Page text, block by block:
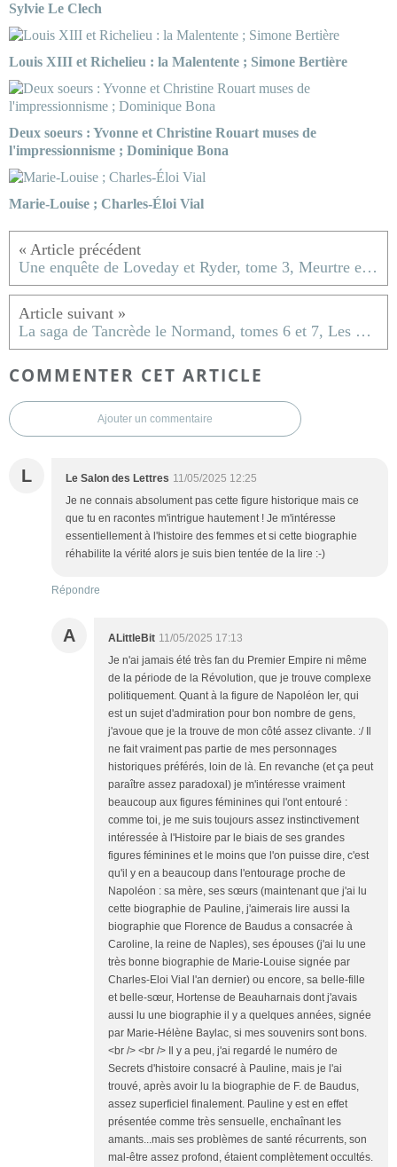
Sylvie Le Clech
Louis XIII et Richelieu : la Malentente ; Simone Bertière
Deux soeurs : Yvonne et Christine Rouart muses de
l'impressionnisme ; Dominique Bona
Marie-Louise ; Charles-Éloi Vial
Une enquête de Loveday et Ryder, tome 3, Meurtre en coulisse ; Faith Martin
La saga de Tancrède le Normand, tomes 6 et 7, Les dieux dévoreurs et A l'orient du monde ; Viviane Moore
COMMENTER CET ARTICLE
Ajouter un commentaire
L Le Salon des Lettres 11/05/2025 12:25
Je ne connais absolument pas cette figure historique mais ce
que tu en racontes m'intrigue hautement ! Je m'intéresse
essentiellement à l'histoire des femmes et si cette biographie
réhabilite la vérité alors je suis bien tentée de la lire :-)
Répondre
A ALittleBit 11/05/2025 17:13
Je n'ai jamais été très fan du Premier Empire ni même
de la période de la Révolution, que je trouve complexe
politiquement. Quant à la figure de Napoléon Ier, qui
est un sujet d'admiration pour bon nombre de gens,
j'avoue que je la trouve de mon côté assez clivante. :/ Il
ne fait vraiment pas partie de mes personnages
historiques préférés, loin de là. En revanche (et ça peut
paraître assez paradoxal) je m'intéresse vraiment
beaucoup aux figures féminines qui l'ont entouré :
comme toi, je me suis toujours assez instinctivement
intéressée à l'Histoire par le biais de ses grandes
figures féminines et le moins que l'on puisse dire, c'est
qu'il y en a beaucoup dans l'entourage proche de
Napoléon : sa mère, ses sœurs (maintenant que j'ai lu
cette biographie de Pauline, j'aimerais lire aussi la
biographie que Florence de Baudus a consacrée à
Caroline, la reine de Naples), ses épouses (j'ai lu une
très bonne biographie de Marie-Louise signée par
Charles-Eloi Vial l'an dernier) ou encore, sa belle-fille
et belle-sœur, Hortense de Beauharnais dont j'avais
aussi lu une biographie il y a quelques années, signée
par Marie-Hélène Baylac, si mes souvenirs sont bons.
<br /> <br /> Il y a peu, j'ai regardé le numéro de
Secrets d'histoire consacré à Pauline, mais je l'ai
trouvé, après avoir lu la biographie de F. de Baudus,
assez superficiel finalement. Pauline y est en effet
présentée comme très sensuelle, enchaînant les
amants...mais ses problèmes de santé récurrents, son
mal-être assez profond, étaient complètement occultés.